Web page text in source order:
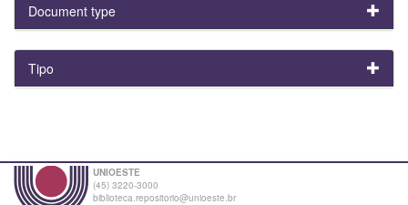
Document type
Tipo
UNIOESTE
(45) 3220-3000
biblioteca.repositorio@unioeste.br